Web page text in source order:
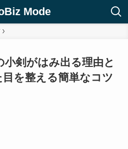
Mode
小剣がはみ出る理由と
目を整える簡単なコツ